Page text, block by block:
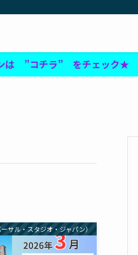
ラ” をチェック★
サル・スタジオ・ジャパン）